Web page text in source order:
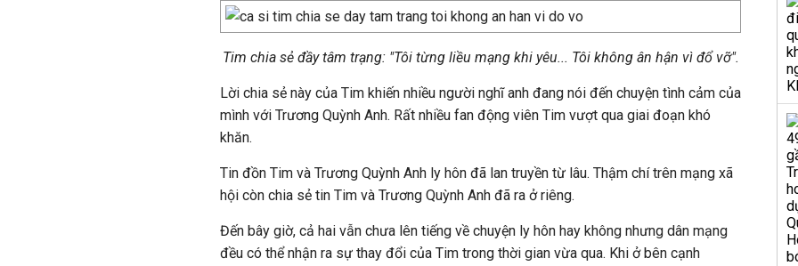
Tim chia sẻ đầy tâm trạng: "Tôi từng liều mạng khi yêu... Tôi không ân hận vì đổ vỡ".
Lời chia sẻ này của Tim khiến nhiều người nghĩ anh đang nói đến chuyện tình cảm của
mình với Trương Quỳnh Anh. Rất nhiều fan động viên Tim vượt qua giai đoạn khó
khăn.
Tin đồn Tim và Trương Quỳnh Anh ly hôn đã lan truyền từ lâu. Thậm chí trên mạng xã
hội còn chia sẻ tin Tim và Trương Quỳnh Anh đã ra ở riêng.
Đến bây giờ, cả hai vẫn chưa lên tiếng về chuyện ly hôn hay không nhưng dân mạng
đều có thể nhận ra sự thay đổi của Tim trong thời gian vừa qua. Khi ở bên cạnh